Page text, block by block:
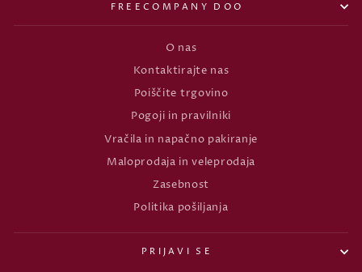
FREECOMPANY DOO
O nas
Kontaktirajte nas
Poiščite trgovino
Pogoji in pravilniki
Vračila in napačno pakiranje
Maloprodaja in veleprodaja
Zasebnost
Politika pošiljanja
PRIJAVI SE